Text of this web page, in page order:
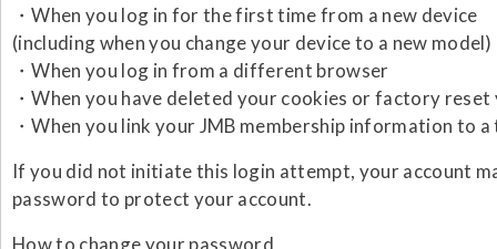
・When you log in for the first time from a new device
(including when you change your device to a new model)
・When you log in from a different browser
・When you have deleted your cookies or factory
・When you link your JMB membership information to
If you did not initiate this login attempt, your account
password to protect your account.
How to change your password